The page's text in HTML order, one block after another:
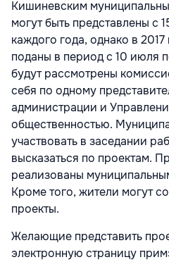
Кишиневским
могут быть представлены с
каждого года, однако в
поданы в период с 10 июля
будут рассмотрены
себя по одному
администрации и
общественностью.
участвовать в заседании
высказаться по проектам.
реализованы
Кроме того, жители могут
проекты.
Желающие представить
электронную страницу